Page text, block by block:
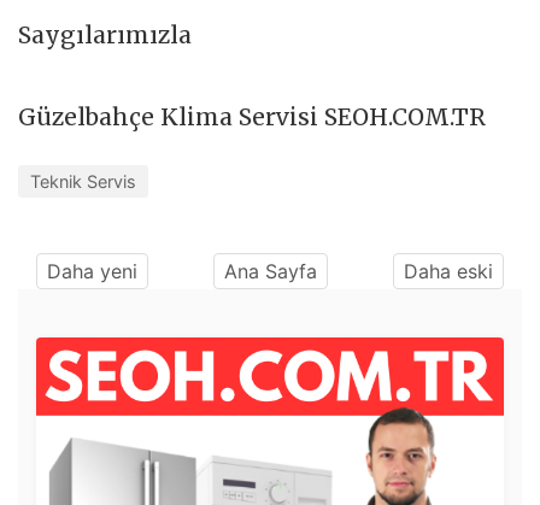
Saygılarımızla
Güzelbahçe Klima Servisi SEOH.COM.TR
Teknik Servis
Daha yeni Ana Sayfa Daha eski